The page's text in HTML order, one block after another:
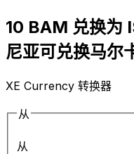
10 BAM 兑换为
尼亚可兑换马尔
XE Currency 转换器
从
从